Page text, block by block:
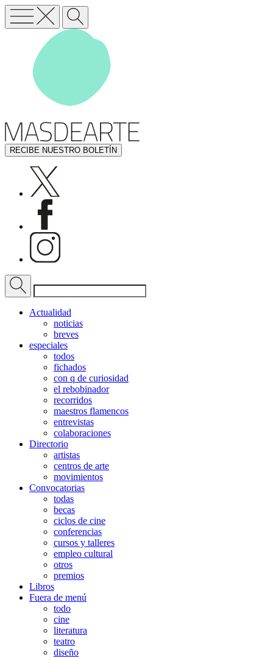
RECIBE NUESTRO BOLETÍN
Actualidad
noticias
breves
especiales
todos
fichados
con q de curiosidad
el rebobinador
recorridos
maestros flamencos
entrevistas
colaboraciones
Directorio
artistas
centros de arte
movimientos
Convocatorias
todas
becas
ciclos de cine
conferencias
cursos y talleres
empleo cultural
otros
premios
Libros
Fuera de menú
todo
cine
literatura
teatro
diseño